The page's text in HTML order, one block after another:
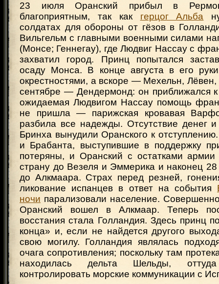
23 июля Оранский прибыл в
благоприятным, так как герцог Альба
солдатах для обороны от гёзов в
Вильгельм с главными военными силами
(Монсе; Геннегау), где Людвиг Нассау с
захватил город. Принц попытался
осаду Монса. В конце августа в его
окрестностями, а вскоре — Мехельн, Лёвен,
сентябре — Дендермонд: он приближался
ожидаемая Людвигом Нассау помощь
не пришла — парижская кровавая
разбила все надежды. Отсутствие денег
Бринха вынудили Оранского к
и Брабанта, выступившие в поддержку
потеряны, и Оранский с остатками
страну до Везеля и Эммерика и наконец 28
до Алкмаара. Страх перед резней,
ликование испанцев в ответ на события
ночи парализовали население.
Оранский вошел в Алкмаар. Теперь
восстания стала Голландия. Здесь принц
конца» и, если не найдется другого
свою могилу. Голландия являлась
очага сопротивления; поскольку там
находилась дельта Шельды,
контролировать морские коммуникации с